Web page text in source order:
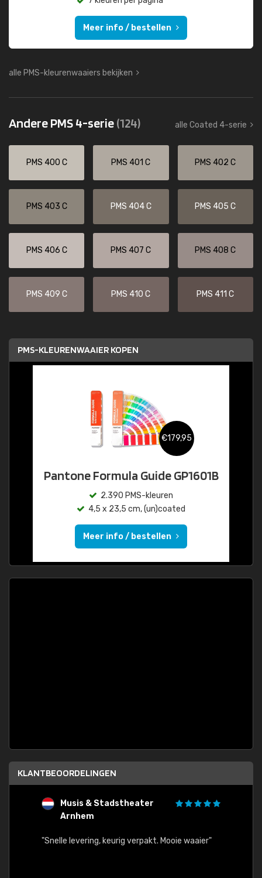
Meer info / bestellen
alle PMS-kleurenwaaiers bekijken
Andere PMS 4-serie(124) alle Coated 4-serie
PMS 400 C PMS 401 C PMS 402 C
PMS 403 C PMS 404 C PMS 405 C
PMS 406 C PMS 407 C PMS 408 C
PMS 409 C PMS 410 C PMS 411 C
PMS-KLEURENWAAIER KOPEN
€179,95
Pantone Formula Guide GP1601B
2.390 PMS-kleuren
4,5 x 23,5 cm, (un)coated
Meer info / bestellen
KLANTBEOORDELINGEN
Musis & Stadstheater
Arnhem
"Snelle levering, keurig verpakt. Mooie waaier"